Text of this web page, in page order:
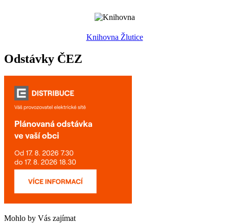
Knihovna Žlutice
Odstávky ČEZ
Mohlo by Vás zajímat